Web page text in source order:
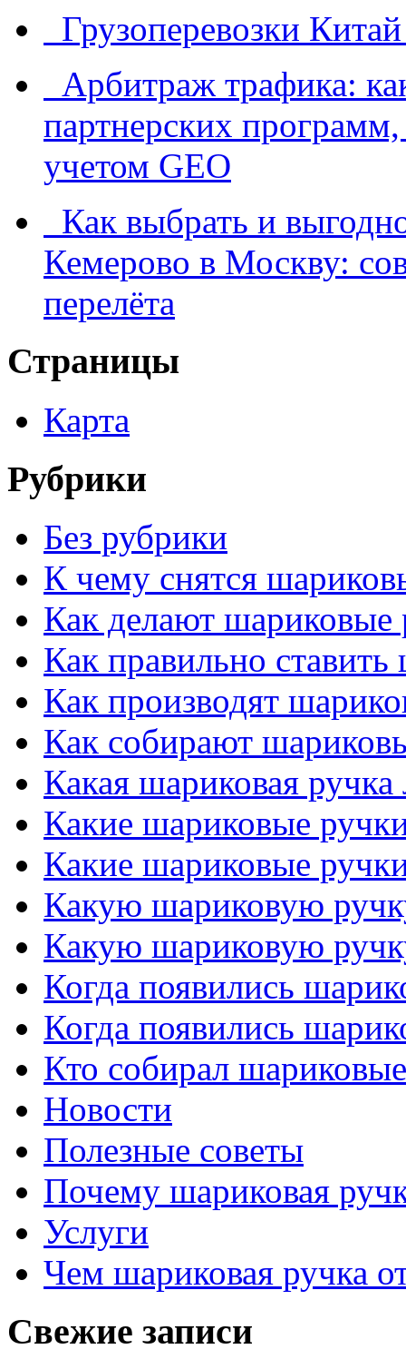
Грузоперевозки
Арбитраж трафика:
партнерских
учетом GEO
Как выбрать и
Кемерово в Москву:
перелёта
Страницы
Карта
Рубрики
Без рубрики
К чему снятся
Как делают шариковые
Как правильно
Как производят
Как собирают
Какая шариковая
Какие шариковые
Какие шариковые
Какую шариковую
Какую шариковую
Когда появились
Когда появились
Кто собирал
Новости
Полезные советы
Почему шариковая
Услуги
Чем шариковая ручка
Свежие записи